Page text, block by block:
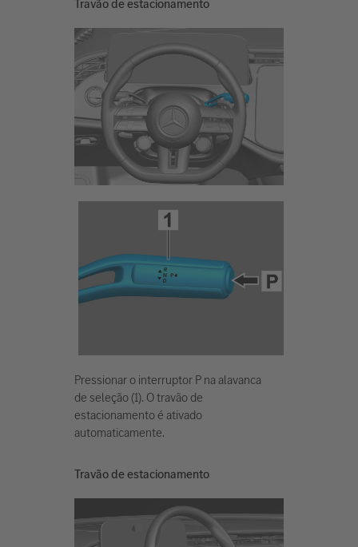
Travão de estacionamento
Pressionar o interruptor P na alavanca
de seleção (1). O travão de
estacionamento é ativado
automaticamente.
Travão de estacionamento